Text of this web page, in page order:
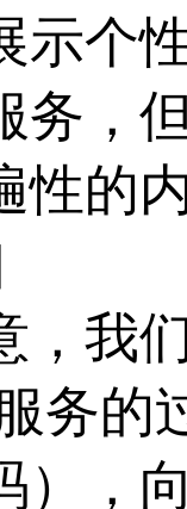
示个
务，
性的
，我
务的
），